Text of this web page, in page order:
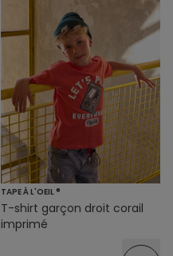
TAPE À L'OEIL ®
T-shirt garçon droit corail
imprimé